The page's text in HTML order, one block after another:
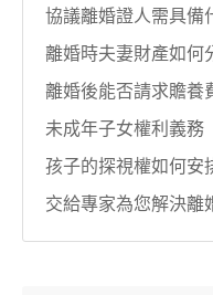
協議離婚證人需具備
離婚時夫妻財產如何
離婚後能否請求贍養
未成年子女權利義務
孩子的探視權如何安
交給專家為您解決離